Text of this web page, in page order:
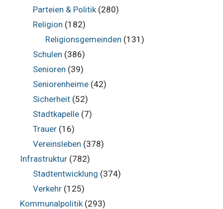
Parteien & Politik(280)
Religion (182)
Religionsgemeinden (131)
Schulen (386)
Senioren (39)
Seniorenheime(42)
Sicherheit(52)
Stadtkapelle(7)
Trauer(16)
Vereinsleben (378)
Infrastruktur (782)
Stadtentwicklung (374)
Verkehr(125)
Kommunalpolitik (293)